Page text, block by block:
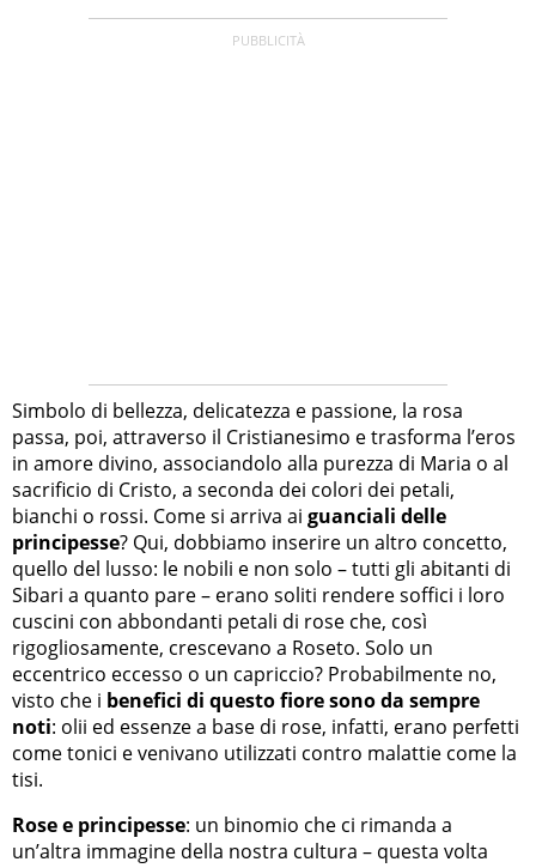
Simbolo di bellezza, delicatezza e passione, la rosa
passa, poi, attraverso il Cristianesimo e trasforma l’eros
in amore divino, associandolo alla purezza di Maria o al
sacrificio di Cristo, a seconda dei colori dei petali,
bianchi o rossi. Come si arriva ai guanciali delle
principesse? Qui, dobbiamo inserire un altro concetto,
quello del lusso: le nobili e non solo – tutti gli abitanti di
Sibari a quanto pare – erano soliti rendere soffici i loro
cuscini con abbondanti petali di rose che, così
rigogliosamente, crescevano a Roseto. Solo un
eccentrico eccesso o un capriccio? Probabilmente no,
visto che i benefici di questo fiore sono da sempre
noti: olii ed essenze a base di rose, infatti, erano perfetti
come tonici e venivano utilizzati contro malattie come la
tisi.
Rose e principesse: un binomio che ci rimanda a
un’altra immagine della nostra cultura – questa volta